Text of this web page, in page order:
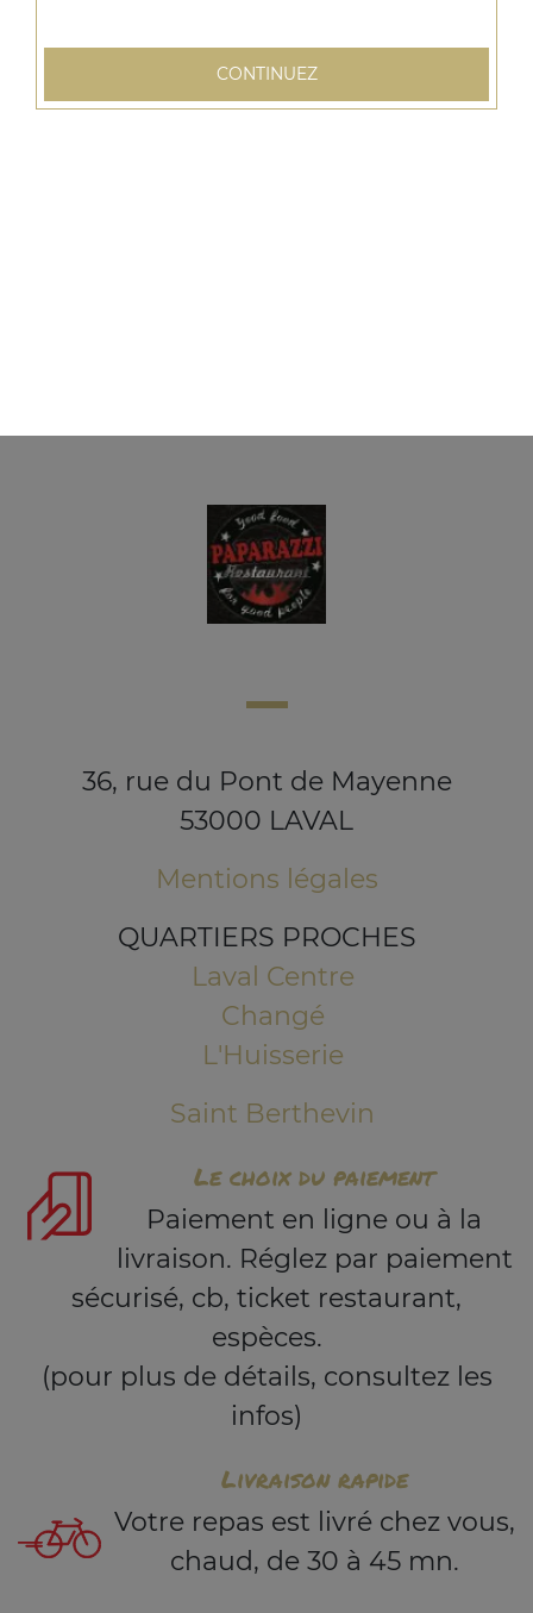
36, rue du Pont de Mayenne
53000 LAVAL
Mentions légales
QUARTIERS PROCHES
Laval Centre
Changé
L'Huisserie
Saint Berthevin
Le choix du paiement
Paiement en ligne ou à la
livraison. Réglez par paiement
sécurisé, cb, ticket restaurant,
espèces.
(pour plus de détails, consultez les
infos)
Livraison rapide
Votre repas est livré chez vous,
chaud, de 30 à 45 mn.
CONTINUEZ